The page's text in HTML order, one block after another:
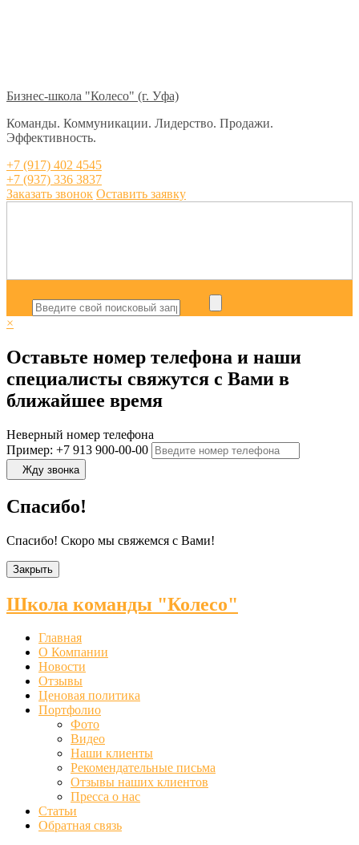
Бизнес-школа "Колесо" (г. Уфа)
Команды. Коммуникации. Лидерство. Продажи.
Эффективность.
+7 (917) 402 4545
+7 (937) 336 3837
Заказать звонок Оставить заявку
×
Оставьте номер телефона и наши
специалисты свяжутся с Вами в
ближайшее время
Неверный номер телефона
Пример: +7 913 900-00-00
Жду звонка
Спасибо!
Спасибо! Скоро мы свяжемся с Вами!
Закрыть
Школа команды "Колесо"
Главная
О Компании
Новости
Отзывы
Ценовая политика
Портфолио
Фото
Видео
Наши клиенты
Рекомендательные письма
Отзывы наших клиентов
Пресса о нас
Статьи
Обратная связь